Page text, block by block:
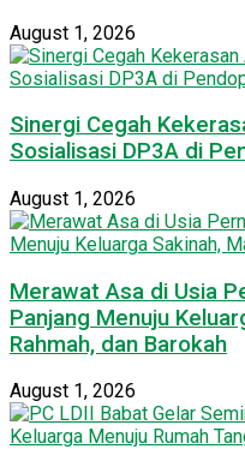
August 1, 2026
Sinergi Cegah
Sosialisasi DP3A di
August 1, 2026
Merawat Asa di Usia
Panjang Menuju
Rahmah, dan Barokah
August 1, 2026